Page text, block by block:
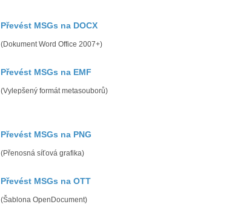
Převést MSGs na DOCX
(Dokument Word Office 2007+)
Převést MSGs na EMF
(Vylepšený formát metasouborů)
Převést MSGs na PNG
(Přenosná síťová grafika)
Převést MSGs na OTT
(Šablona OpenDocument)